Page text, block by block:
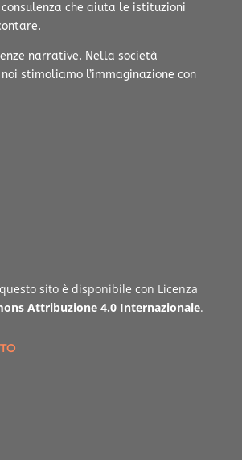
consulenza che aiuta le istituzioni
narrative. Nella società
stimoliamo l’immaginazione con
sito è disponibile con Licenza
Attribuzione 4.0 Internazionale.